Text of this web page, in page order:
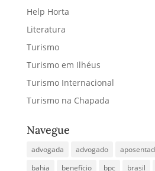
Help Horta
Literatura
Turismo
Turismo em Ilhéus
Turismo Internacional
Turismo na Chapada
Navegue
advogada advogado
bahia
benefício bpc brasil